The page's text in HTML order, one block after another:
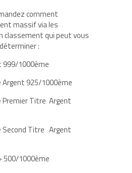
comment
massif via les
classement qui peut vous
:
999/1000ème
Argent 925/1000ème
Premier Titre Argent
Second Titre Argent
500/1000ème